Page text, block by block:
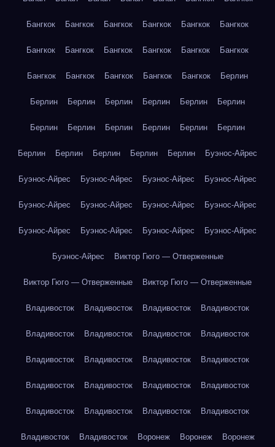
Бангкок Бангкок Бангкок Бангкок Бангкок Бангкок
Бангкок Бангкок Бангкок Бангкок Бангкок Бангкок
Бангкок Бангкок Бангкок Бангкок Бангкок Берлин
Берлин Берлин Берлин Берлин Берлин Берлин
Берлин Берлин Берлин Берлин Берлин Берлин
Берлин Берлин Берлин Берлин Берлин Буэнос-Айрес
Буэнос-Айрес Буэнос-Айрес Буэнос-Айрес Буэнос-Айрес
Буэнос-Айрес Буэнос-Айрес Буэнос-Айрес Буэнос-Айрес
Буэнос-Айрес Буэнос-Айрес Буэнос-Айрес Буэнос-Айрес
Буэнос-Айрес Виктор Гюго — Отверженные
Виктор Гюго — Отверженные Виктор Гюго — Отверженные
Владивосток Владивосток Владивосток Владивосток
Владивосток Владивосток Владивосток Владивосток
Владивосток Владивосток Владивосток Владивосток
Владивосток Владивосток Владивосток Владивосток
Владивосток Владивосток Владивосток Владивосток
Владивосток Владивосток Воронеж Воронеж Воронеж